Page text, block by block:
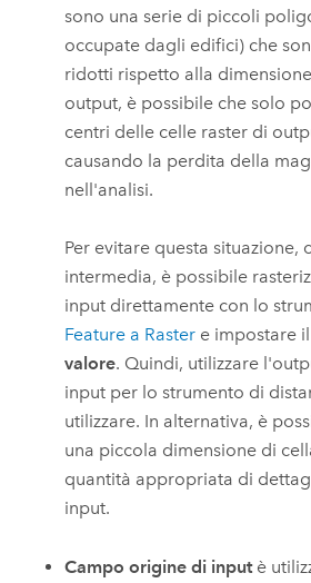
sono una serie di piccoli
occupate dagli edifici) che
ridotti rispetto alla
output, è possibile che solo
centri delle celle raster di
causando la perdita della
nell'analisi.
Per evitare questa situazione,
intermedia, è possibile
input direttamente con lo
Feature a Raster e impostare
valore. Quindi, utilizzare
input per lo strumento di
utilizzare. In alternativa, è
una piccola dimensione di
quantità appropriata di
input.
Campo origine di inputè